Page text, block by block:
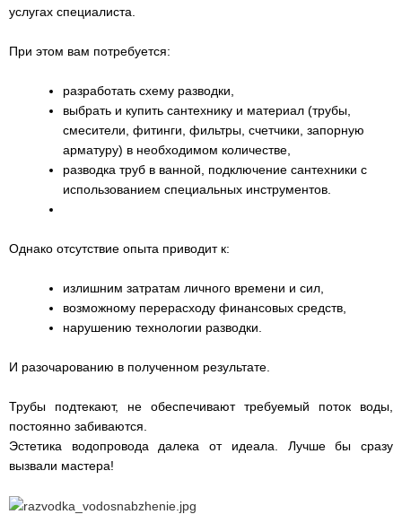
услугах специалиста.
При этом вам потребуется:
разработать схему разводки,
выбрать и купить сантехнику и материал (трубы,
смесители, фитинги, фильтры, счетчики, запорную
арматуру) в необходимом количестве,
разводка труб в ванной, подключение сантехники с
использованием специальных инструментов.
Однако отсутствие опыта приводит к:
излишним затратам личного времени и сил,
возможному перерасходу финансовых средств,
нарушению технологии разводки.
И разочарованию в полученном результате.
Трубы подтекают, не обеспечивают требуемый поток воды,
постоянно забиваются.
Эстетика водопровода далека от идеала. Лучше бы сразу
вызвали мастера!